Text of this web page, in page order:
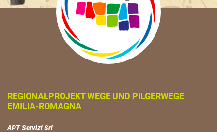
REGIONALPROJEKT WEGE UND PILGERWEGE
EMILIA-ROMAGNA
APT Servizi Srl